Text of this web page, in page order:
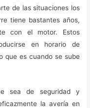
de las situaciones los
tiene bastantes años,
con el motor. Estos
en horario de
que es cuando se sube
sea de seguridad y
la avería en